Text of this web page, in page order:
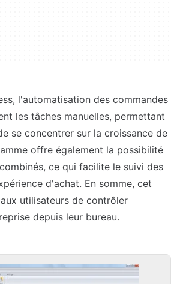
l'automatisation des commandes
les tâches manuelles, permettant
se concentrer sur la croissance de
offre également la possibilité
ce qui facilite le suivi des
d'achat. En somme, cet
utilisateurs de contrôler
depuis leur bureau.